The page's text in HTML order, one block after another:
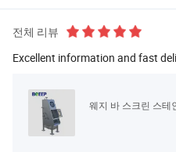
전체 리뷰
Excellent information and fast
웨지 바 스크린 스테